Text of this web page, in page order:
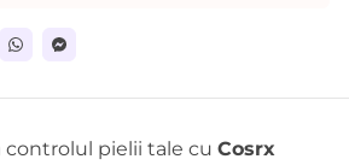
controlul pielii tale cu Cosrx